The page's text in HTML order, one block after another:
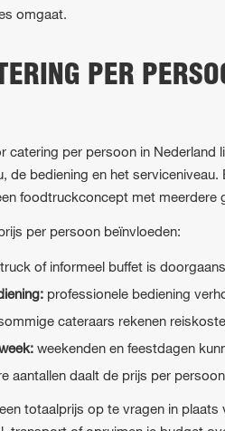
omgaat.
PER
catering per persoon in Nederland
de bediening en het
foodtruckconcept met meerdere
per persoon beïnvloeden:
of informeel buffet is
professionele bediening
cateraars rekenen
weekenden en feestdagen
aantallen daalt de prijs per
totaalprijs op te vragen in